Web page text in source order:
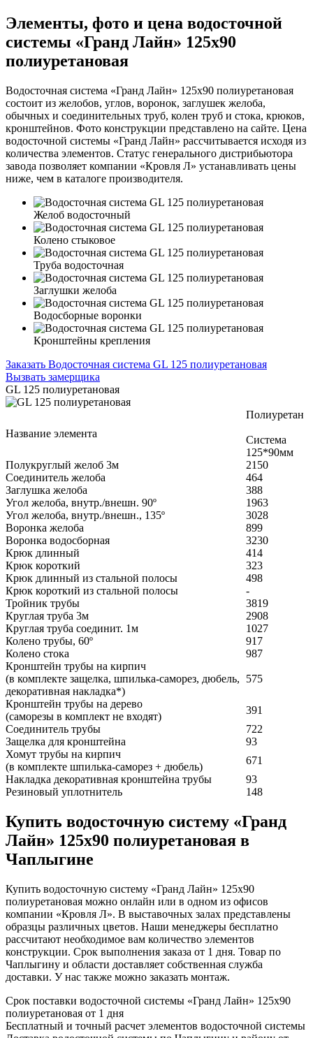
Элементы, фото и цена водосточной
системы «Гранд Лайн» 125х90
полиуретановая
Водосточная система «Гранд Лайн» 125х90 полиуретановая
состоит из желобов, углов, воронок, заглушек желоба,
обычных и соединительных труб, колен труб и стока, крюков,
кронштейнов. Фото конструкции представлено на сайте. Цена
водосточной системы «Гранд Лайн» рассчитывается исходя из
количества элементов. Статус генерального дистрибьютора
завода позволяет компании «Кровля Л» устанавливать цены
ниже, чем в каталоге производителя.
Желоб водосточный
Колено стыковое
Труба водосточная
Заглушки желоба
Водосборные воронки
Кронштейны крепления
Заказать Водосточная система GL 125 полиуретановая
Вызвать замерщика
GL 125 полиуретановая
Название элемента
Полиуретан
Система
125*90мм
Полукруглый желоб 3м
2150
Соединитель желоба
464
Заглушка желоба
388
Угол желоба, внутр./внешн. 90º
1963
Угол желоба, внутр./внешн., 135º
3028
Воронка желоба
899
Воронка водосборная
3230
Крюк длинный
414
Крюк короткий
323
Крюк длинный из стальной полосы
498
Крюк короткий из стальной полосы
-
Тройник трубы
3819
Круглая труба 3м
2908
Круглая труба соединит. 1м
1027
Колено трубы, 60º
917
Колено стока
987
Кронштейн трубы на кирпич
(в комплекте защелка, шпилька-саморез, дюбель,
декоративная накладка*)
575
Кронштейн трубы на дерево
(саморезы в комплект не входят)
391
Соединитель трубы
722
Защелка для кронштейна
93
Хомут трубы на кирпич
(в комплекте шпилька-саморез + дюбель)
671
Накладка декоративная кронштейна трубы
93
Резиновый уплотнитель
148
Купить водосточную систему «Гранд
Лайн» 125х90 полиуретановая в
Чаплыгине
Купить водосточную систему «Гранд Лайн» 125х90
полиуретановая можно онлайн или в одном из офисов
компании «Кровля Л». В выставочных залах представлены
образцы различных цветов. Наши менеджеры бесплатно
рассчитают необходимое вам количество элементов
конструкции. Срок выполнения заказа от 1 дня. Товар по
Чаплыгину и области доставляет собственная служба
доставки. У нас также можно заказать монтаж.
Срок поставки водосточной системы «Гранд Лайн» 125х90
полиуретановая от 1 дня
Бесплатный и точный расчет элементов водосточной системы